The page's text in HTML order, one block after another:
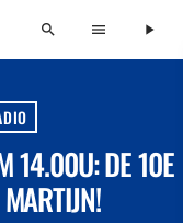
search menu play_arrow
14.00U: DE 10E